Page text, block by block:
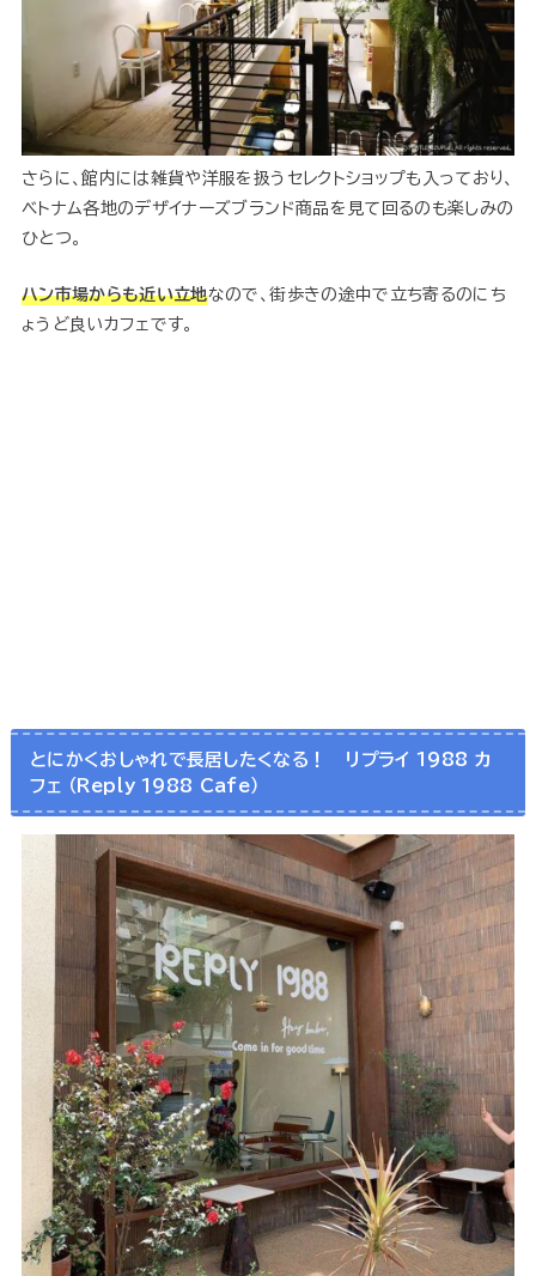
さらに、館内には雑貨や洋服を扱うセレクトショップも入っており、
ベトナム各地のデザイナーズブランド商品を見て回るのも楽しみの
ひとつ。
ハン市場からも近い立地なので、街歩きの途中で立ち寄るのにち
ょうど良いカフェです。
とにかくおしゃれで長居したくなる！ リプライ 1988 カ
フェ （Reply 1988 Cafe）